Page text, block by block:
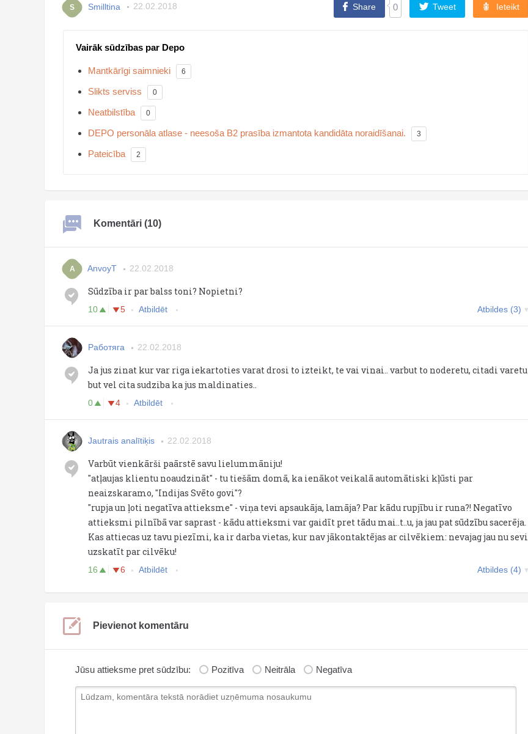
S Smilltina 22.02.2018 Share 0 Tweet Ieteikt
Vairāk sūdzības par Depo
Mantkārīgi saimnieki 6
Slikts serviss 0
Neatbilstība 0
DEPO personāla atlase - neesoša B2 prasība izmantota kandidāta noraidīšanai. 3
Pateicība 2
Komentāri (10)
A AnvoyT 22.02.2018
Sūdzība ir par balss toni? Nopietni?
10 5 Atbildēt Atbildes (3)
Работяга 22.02.2018
Ja jus zinat kur var riga iekartoties varat drosi to izteikt, te vai vinai.. varbut to noderetu, citadi varetu
but vel cita sudziba ka jus maldinaties..
0 4 Atbildēt
Jautrais analītiķis 22.02.2018
Varbūt vienkārši paārstē savu lielummāniju!
"atļaujas klientu noaudzināt" - tu tiešām domā, ka ienākot veikalā automātiski kļūsti par
neaizskaramo, "Indijas Svēto govi"?
"rupja un ļoti negatīva attieksme" - viņa tevi apsaukāja, lamāja? Par kādu rupjību ir runa?! Negatīvo
attieksmi pilnībā var saprast - kādu attieksmi var gaidīt pret tādu mai..t..u, ja jau pat sūdzību sacerēja.
Kas attiecas uz tavu piezīmi, ka ir darba vietas, kur nav jākontaktējas ar cilvēkiem: nevajag jau nu sevi
uzskatīt par cilvēku!
16 6 Atbildēt Atbildes (4)
Pievienot komentāru
Jūsu attieksme pret sūdzību: Pozitīva Neitrāla Negatīva